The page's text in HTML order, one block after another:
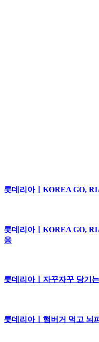
롯데리아ㅣKOREA GO,
롯데리아ㅣKOREA GO,
응
롯데리아ㅣ자꾸자꾸 당기
롯데리아ㅣ햄버거 먹고 뇌